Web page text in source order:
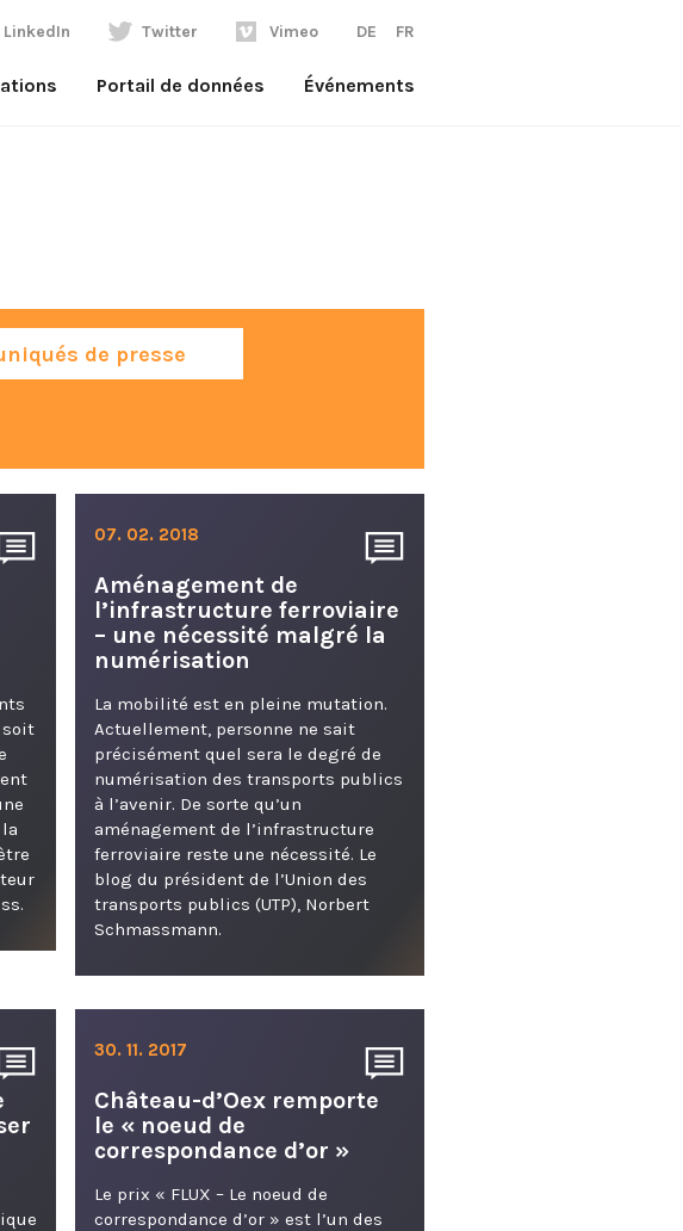
LinkedIn Twitter Vimeo DE FR
Portail de données Événements
de presse
soit
07. 02. 2018
Aménagement de
l’infrastructure ferroviaire
– une nécessité malgré la
numérisation
La mobilité est en pleine mutation.
Actuellement, personne ne sait
précisément quel sera le degré de
numérisation des transports publics
à l’avenir. De sorte qu’un
aménagement de l’infrastructure
ferroviaire reste une nécessité. Le
blog du président de l’Union des
transports publics (UTP), Norbert
Schmassmann.
30. 11. 2017
Château-d’Oex remporte
le « noeud de
correspondance d’or »
Le prix « FLUX – Le noeud de
correspondance d’or » est l’un des